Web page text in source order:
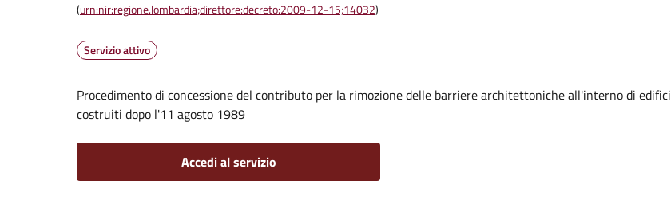
(urn:nir:regione.lombardia;direttore:decreto:2009-12-15;14032)
Servizio attivo
Procedimento di concessione del contributo per la rimozione delle barriere architettoniche all'interno di edifici
costruiti dopo l'11 agosto 1989
Accedi al servizio